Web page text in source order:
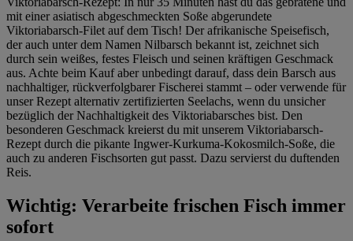
mit einer asiatisch abgeschmeckten Soße abgerundete
Viktoriabarsch-Filet auf dem Tisch! Der afrikanische Speisefisch,
der auch unter dem Namen Nilbarsch bekannt ist, zeichnet sich
durch sein weißes, festes Fleisch und seinen kräftigen Geschmack
aus. Achte beim Kauf aber unbedingt darauf, dass dein Barsch aus
nachhaltiger, rückverfolgbarer Fischerei stammt – oder verwende für
unser Rezept alternativ zertifizierten Seelachs, wenn du unsicher
bezüglich der Nachhaltigkeit des Viktoriabarsches bist. Den
besonderen Geschmack kreierst du mit unserem Viktoriabarsch-
Rezept durch die pikante Ingwer-Kurkuma-Kokosmilch-Soße, die
auch zu anderen Fischsorten gut passt. Dazu servierst du duftenden
Reis.
Wichtig: Verarbeite frischen Fisch immer
sofort